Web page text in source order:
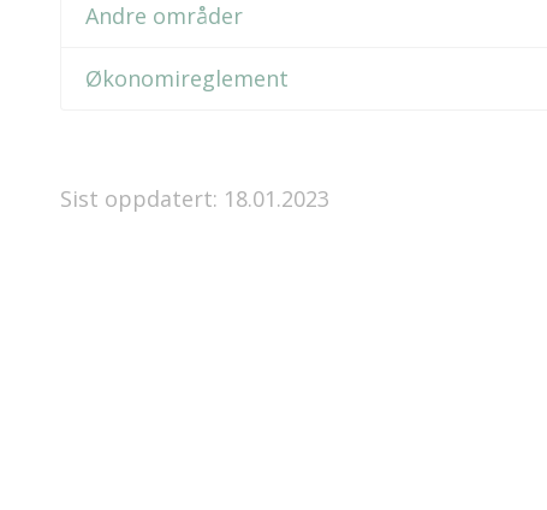
Andre områder
Økonomireglement
Sist oppdatert: 18.01.2023